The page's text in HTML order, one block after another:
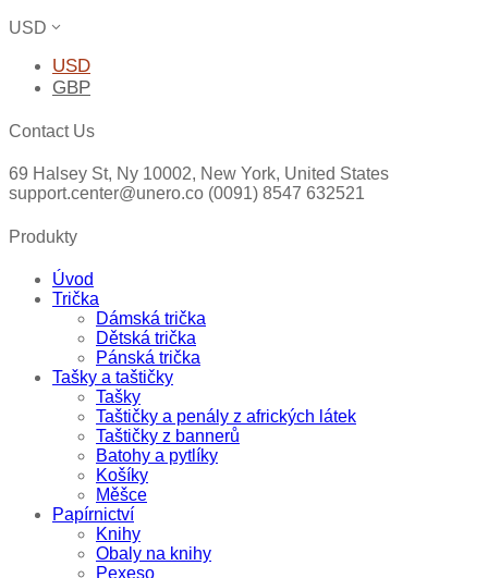
USD
USD
GBP
Contact Us
69 Halsey St, Ny 10002, New York, United States
support.center@unero.co (0091) 8547 632521
Produkty
Úvod
Trička
Dámská trička
Dětská trička
Pánská trička
Tašky a taštičky
Tašky
Taštičky a penály z afrických látek
Taštičky z bannerů
Batohy a pytlíky
Košíky
Měšce
Papírnictví
Knihy
Obaly na knihy
Pexeso